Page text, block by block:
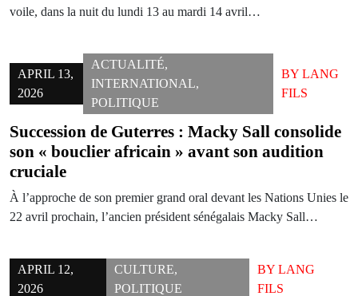
voile, dans la nuit du lundi 13 au mardi 14 avril…
APRIL 13,
2026
ACTUALITÉ,
INTERNATIONAL,
POLITIQUE
BYLANG
FILS
Succession de Guterres : Macky Sall consolide
son « bouclier africain » avant son audition
cruciale
À l’approche de son premier grand oral devant les Nations Unies le
22 avril prochain, l’ancien président sénégalais Macky Sall…
APRIL 12,
2026
CULTURE,
POLITIQUE
BYLANG
FILS